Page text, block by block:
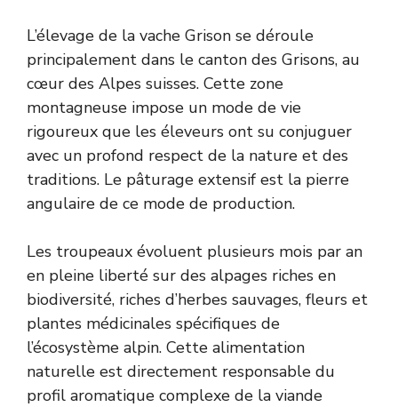
L’élevage de la vache Grison se déroule
principalement dans le canton des Grisons, au
cœur des Alpes suisses. Cette zone
montagneuse impose un mode de vie
rigoureux que les éleveurs ont su conjuguer
avec un profond respect de la nature et des
traditions. Le pâturage extensif est la pierre
angulaire de ce mode de production.
Les troupeaux évoluent plusieurs mois par an
en pleine liberté sur des alpages riches en
biodiversité, riches d’herbes sauvages, fleurs et
plantes médicinales spécifiques de
l’écosystème alpin. Cette alimentation
naturelle est directement responsable du
profil aromatique complexe de la viande